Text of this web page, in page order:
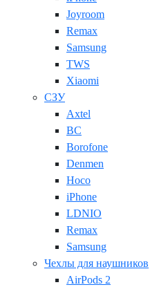
Joyroom
Remax
Samsung
TWS
Xiaomi
СЗУ
Axtel
BC
Borofone
Denmen
Hoco
iPhone
LDNIO
Remax
Samsung
Чехлы для наушников
AirPods 2